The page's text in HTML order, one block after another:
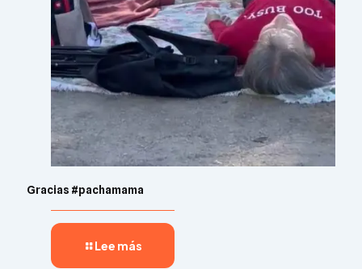
Gracias #pachamama
Lee más